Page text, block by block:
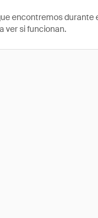
encontremos durante
ver si funcionan.